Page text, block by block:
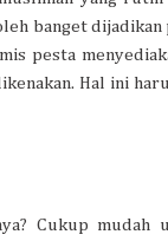
banget
pesta
Hal ini
Cukup